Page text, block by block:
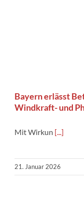
Bayern erlässt
Windkraft- und
Mit Wirkun [...]
21. Januar 2026